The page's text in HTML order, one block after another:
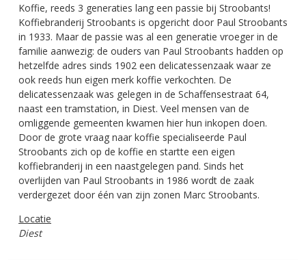
Koffie, reeds 3 generaties lang een passie bij Stroobants!
Koffiebranderij Stroobants is opgericht door Paul Stroobants
in 1933. Maar de passie was al een generatie vroeger in de
familie aanwezig: de ouders van Paul Stroobants hadden op
hetzelfde adres sinds 1902 een delicatessenzaak waar ze
ook reeds hun eigen merk koffie verkochten. De
delicatessenzaak was gelegen in de Schaffensestraat 64,
naast een tramstation, in Diest. Veel mensen van de
omliggende gemeenten kwamen hier hun inkopen doen.
Door de grote vraag naar koffie specialiseerde Paul
Stroobants zich op de koffie en startte een eigen
koffiebranderij in een naastgelegen pand. Sinds het
overlijden van Paul Stroobants in 1986 wordt de zaak
verdergezet door één van zijn zonen Marc Stroobants.
Locatie
Diest